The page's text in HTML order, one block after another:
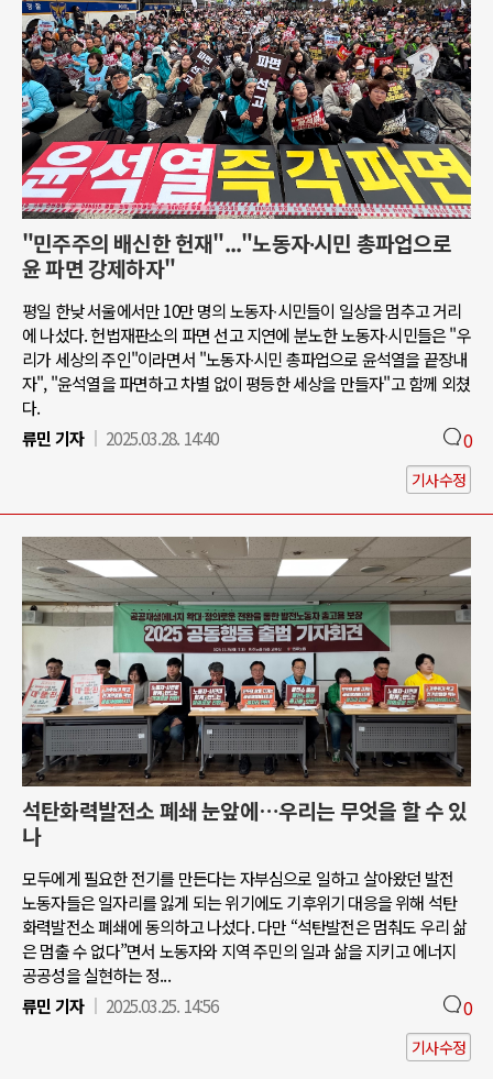
"민주주의 배신한 헌재"..."노동자∙시민 총파업으로
윤 파면 강제하자"
평일 한낮 서울에서만 10만 명의 노동자∙시민들이 일상을 멈추고 거리
에 나섰다. 헌법재판소의 파면 선고 지연에 분노한 노동자∙시민들은 "우
리가 세상의 주인"이라면서 "노동자∙시민 총파업으로 윤석열을 끝장내
자", "윤석열을 파면하고 차별 없이 평등한 세상을 만들자"고 함께 외쳤
다.
류민 기자
2025.03.28. 14:40 0
기사수정
석탄화력발전소 폐쇄 눈앞에…우리는 무엇을 할 수 있
나
모두에게 필요한 전기를 만든다는 자부심으로 일하고 살아왔던 발전
노동자들은 일자리를 잃게 되는 위기에도 기후위기 대응을 위해 석탄
화력발전소 폐쇄에 동의하고 나섰다. 다만 “석탄발전은 멈춰도 우리 삶
은 멈출 수 없다”면서 노동자와 지역 주민의 일과 삶을 지키고 에너지
공공성을 실현하는 정...
류민 기자
2025.03.25. 14:56 0
기사수정